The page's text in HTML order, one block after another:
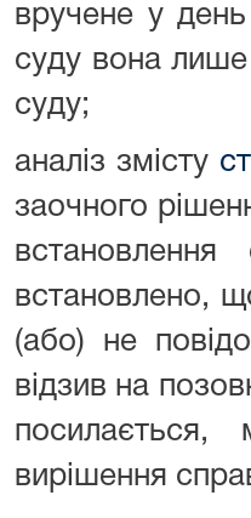
вручене у
суду вона лише
суду;
аналіз змісту
заочного
встановлено,
(або) не
відзив на
посилається,
вирішення